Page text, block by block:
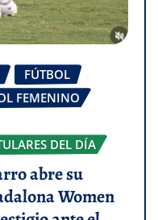
FÚTBOL
FEMENINO
DEL DÍA
abre su
Women